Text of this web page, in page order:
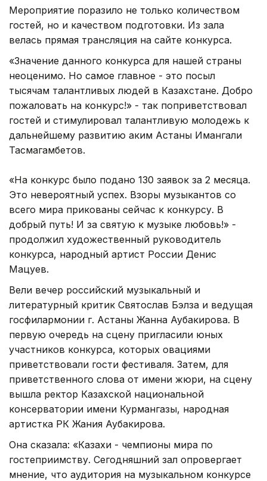
Мероприятие поразило не только количеством
гостей, но и качеством подготовки. Из зала
велась прямая трансляция на сайте конкурса.
«Значение данного конкурса для нашей страны
неоценимо. Но самое главное - это посыл
тысячам талантливых людей в Казахстане. Добро
пожаловать на конкурс!» - так поприветствовал
гостей и стимулировал талантливую молодежь к
дальнейшему развитию аким Астаны Имангали
Тасмагамбетов.
«На конкурс было подано 130 заявок за 2 месяца.
Это невероятный успех. Взоры музыкантов со
всего мира прикованы сейчас к конкурсу. В
добрый путь! И за святую к музыке любовь!» -
продолжил художественный руководитель
конкурса, народный артист России Денис
Мацуев.
Вели вечер российский музыкальный и
литературный критик Святослав Бэлза и ведущая
госфилармонии г. Астаны Жанна Аубакирова. В
первую очередь на сцену пригласили юных
участников конкурса, которых овациями
приветствовали гости фестиваля. Затем, для
приветственного слова от имени жюри, на сцену
вышла ректор Казахской национальной
консерватории имени Курмангазы, народная
артистка РК Жания Аубакирова.
Она сказала: «Казахи - чемпионы мира по
гостеприимству. Сегодняшний зал опровергает
мнение, что аудитория на музыкальном конкурсе